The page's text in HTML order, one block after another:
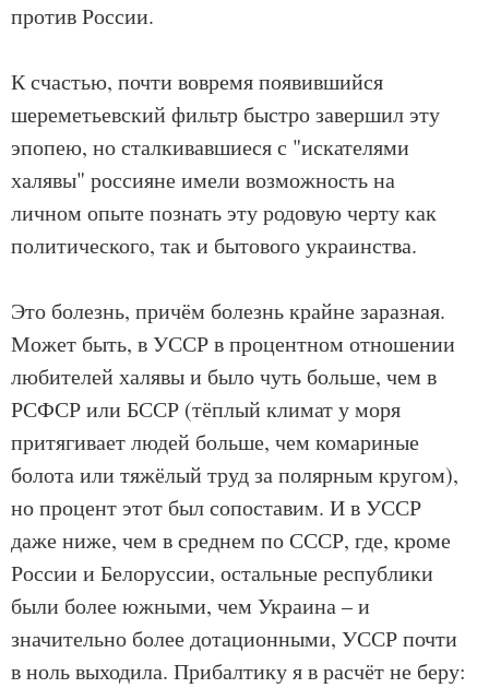
против России.
К счастью, почти вовремя появившийся
шереметьевский фильтр быстро завершил эту
эпопею, но сталкивавшиеся с "искателями
халявы" россияне имели возможность на
личном опыте познать эту родовую черту как
политического, так и бытового украинства.
Это болезнь, причём болезнь крайне заразная.
Может быть, в УССР в процентном отношении
любителей халявы и было чуть больше, чем в
РСФСР или БССР (тёплый климат у моря
притягивает людей больше, чем комариные
болота или тяжёлый труд за полярным кругом),
но процент этот был сопоставим. И в УССР
даже ниже, чем в среднем по СССР, где, кроме
России и Белоруссии, остальные республики
были более южными, чем Украина – и
значительно более дотационными, УССР почти
в ноль выходила. Прибалтику я в расчёт не беру: